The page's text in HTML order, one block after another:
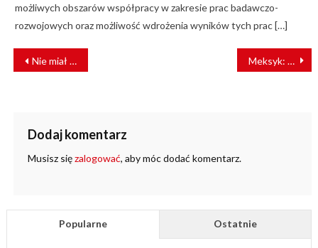
możliwych obszarów współpracy w zakresie prac badawczo-
rozwojowych oraz możliwość wdrożenia wyników tych prac […]
NAWIGACJA
WPISU
Nie miał biletu, otworzył drzwi i wyskoczył z pędzącego pociągu Meksyk: Oferty na tabor kolejowy Mayan Train
Dodaj komentarz
Musisz sięzalogować, aby móc dodać komentarz.
Popularne Ostatnie